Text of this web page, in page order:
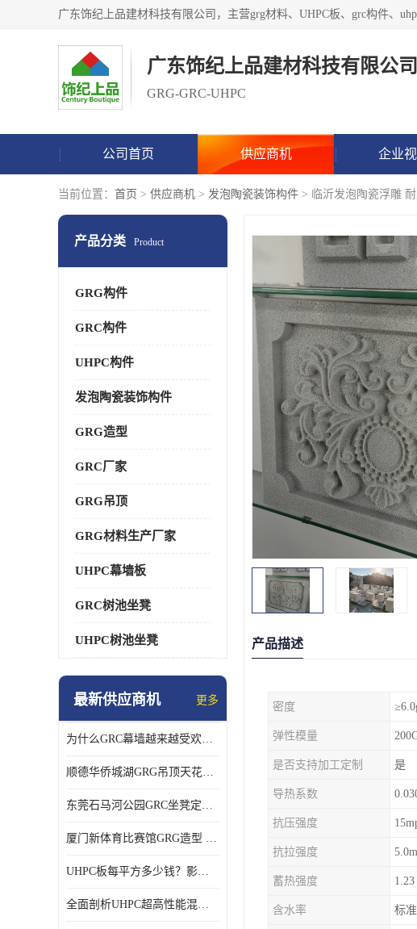
广东饰纪上品建材科技有限公司
GRG-GRC-UHPC
公司首页 供应商机 企业
当前位置： 首页 > 供应商机 > 发泡陶瓷装饰构件 > 临沂发泡陶瓷浮雕
产品分类 Product
GRG构件
GRC构件
UHPC构件
发泡陶瓷装饰构件
GRG造型
GRC厂家
GRG吊顶
GRG材料生产厂家
UHPC幕墙板
GRC树池坐凳
UHPC树池坐凳
最新供应商机 更多
为什么GRC幕墙越来越受欢迎？一起来了解GRC幕墙
顺德华侨城湖GRG吊顶天花GRG材料定制厂家饰纪上品
东莞石马河公园GRC坐凳定制选择广东饰纪上品GRC构件厂家
厦门新体育比赛馆GRG造型 GRG材料 广东GRG厂家
UHPC板每平方多少钱？影响价格的关键因素解析
全面剖析UHPC超高性能混凝土：优势显著，劣势何在？
产品描述
密度
弹性模量
是否支持加工定制 是
导热系数
抗压强度
抗拉强度
蓄热强度 1.23
含水率 标准